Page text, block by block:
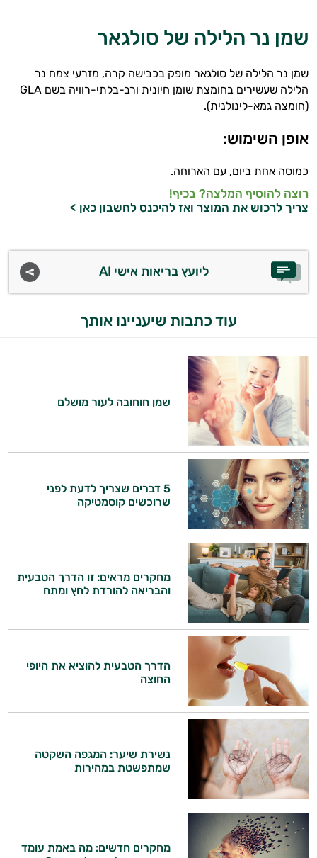
הגוף
הפנים
טיפוח
מבפנים
סרומים
שמני
בסיס
שמנים
אתרים
קוסמטיקה
אורגנית
מותגים
הפה
היגיינה
נשית
טיפוח
הציפורניים
והשיער
שמן נר הלילה של סולגאר
שמן נר הלילה של סולגאר מופק בכבישה קרה, מזרעי צמח נר
הלילה שעשירים בחומצת שומן חיונית ורב-בלתי-רוויה בשם GLA
(חומצה גמא-לינולנית).
אופן השימוש:
כמוסה אחת ביום, עם הארוחה.
רוצה להוסיף המלצה? בכיף!
צריך לרכוש את המוצר ואז להיכנס לחשבון כאן >
ליועץ בריאות אישי AI
עוד כתבות שיעניינו אותך
שמן חוחובה לעור מושלם
5 דברים שצריך לדעת לפני
שרוכשים קוסמטיקה
מחקרים מראים: זו הדרך הטבעית
והבריאה להורדת לחץ ומתח
הדרך הטבעית להוציא את היופי
החוצה
נשירת שיער: המגפה השקטה
שמתפשטת במהירות
מחקרים חדשים: מה באמת עומד